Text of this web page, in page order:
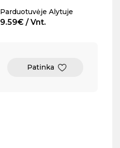
Parduotuvėje Alytuje
9.59€ / Vnt.
Patinka